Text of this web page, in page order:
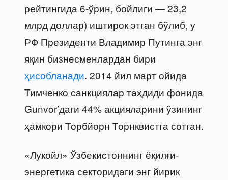
рейтингида 6-ўрин, бойлиги — 23,2
млрд доллар) иштирок этган бўлиб, у
РФ Президенти Владимир Путинга энг
яқин бизнесменлардан бири
ҳисобланади. 2014 йил март ойида
Тимченко санкциялар таҳдиди фонида
Gunvor’даги 44% акцияларини ўзининг
ҳамкори Торбйорн Торнквистга сотган.
«Лукойл» Ўзбекистоннинг ёқилғи-
энергетика секторидаги энг йирик